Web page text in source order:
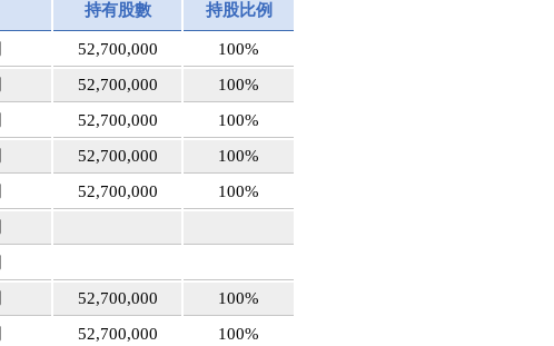
持有股數 持股比例
52,700,000
100%
52,700,000
100%
52,700,000
100%
52,700,000
100%
52,700,000
100%
52,700,000
100%
52,700,000 100%